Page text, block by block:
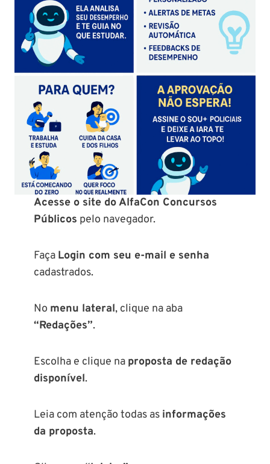
Acesse o site do AlfaCon Concursos
Públicos pelo navegador.
Faça Login com seu e-mail e senha
cadastrados.
No menu lateral, clique na aba
“Redações”.
Escolha e clique na proposta de redação
disponível.
Leia com atenção todas as informações
da proposta.